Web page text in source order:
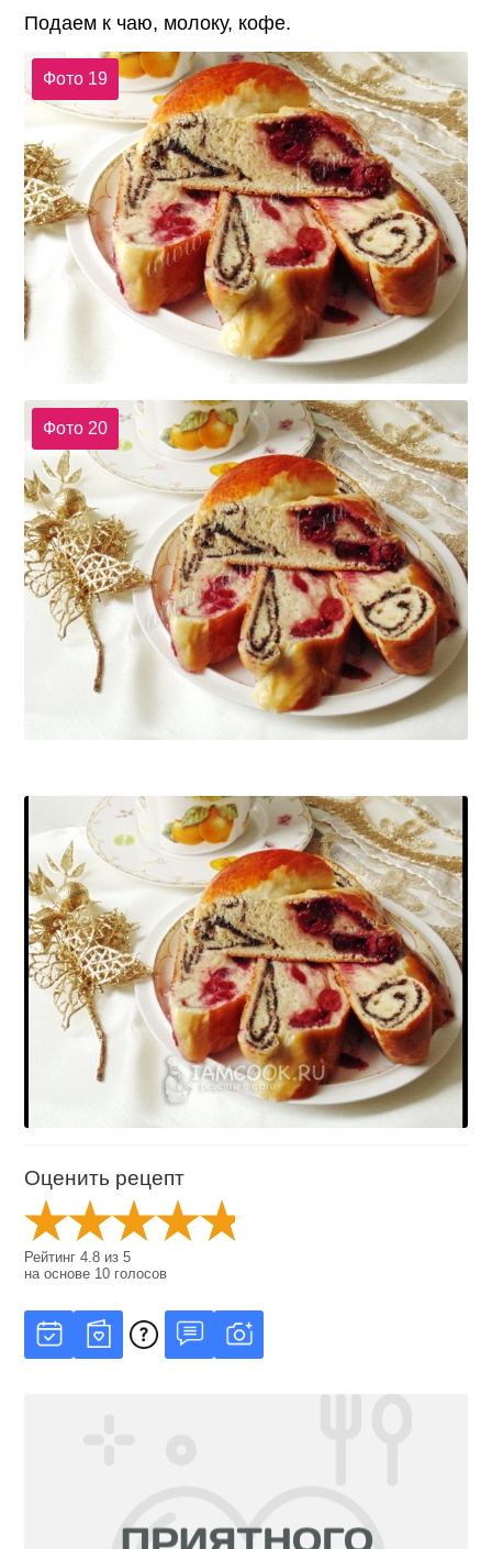
Подаем к чаю, молоку, кофе.
Фото 19
Фото 20
Оценить рецепт
Рейтинг4.8 из5
на основе 10 голосов